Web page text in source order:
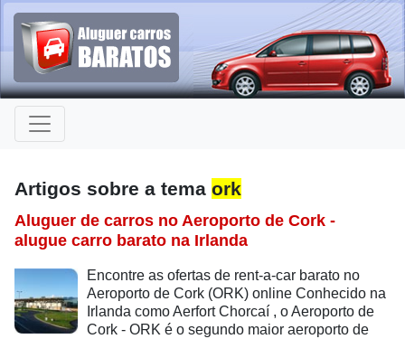
Artigos sobre a tema ork
Aluguer de carros no Aeroporto de Cork -
alugue carro barato na Irlanda
Encontre as ofertas de rent-a-car barato no
Aeroporto de Cork (ORK) online Conhecido na
Irlanda como Aerfort Chorcaí , o Aeroporto de
Cork - ORK é o segundo maior aeroporto de